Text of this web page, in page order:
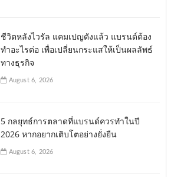
ชีวิตหลังไวรัล แคมเปญดังแล้ว แบรนด์ต้อง
ทำอะไรต่อ เพื่อเปลี่ยนกระแสให้เป็นผลลัพธ์
ทางธุรกิจ
August 6, 2026
5 กลยุทธ์การตลาดที่แบรนด์ควรทำในปี
2026 หากอยากเติบโตอย่างยั่งยืน
August 6, 2026